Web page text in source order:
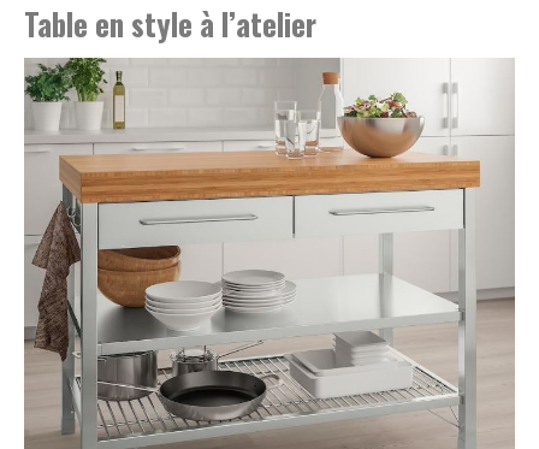
Table en style à l’atelier